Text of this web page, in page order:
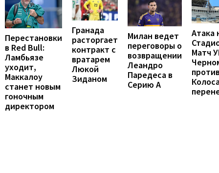
Перестановки
в Red Bull:
Ламбьязе
уходит,
Маккалоу
станет новым
гоночным
директором
Гранада
расторгает
контракт с
вратарем
Люкой
Зиданом
Милан ведет
переговоры о
возвращении
Леандро
Паредеса в
Серию А
Атака
Матч